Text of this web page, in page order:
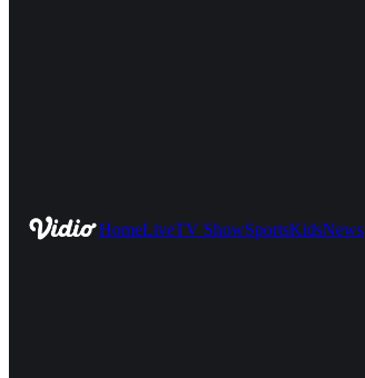
HomeLiveTV ShowSportsKidsNews